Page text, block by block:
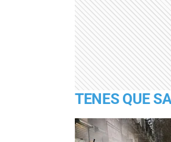
TENES QUE